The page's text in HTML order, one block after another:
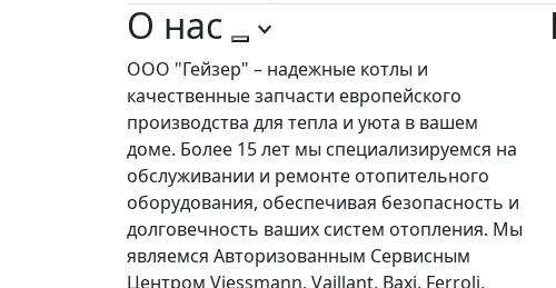
О нас
ООО "Гейзер" – надежные котлы и
качественные запчасти европейского
производства для тепла и уюта в вашем
доме. Более 15 лет мы специализируемся на
обслуживании и ремонте отопительного
оборудования, обеспечивая безопасность и
долговечность ваших систем отопления. Мы
являемся Авторизованным Сервисным
Центром Viessmann, Vaillant, Baxi, Ferroli,